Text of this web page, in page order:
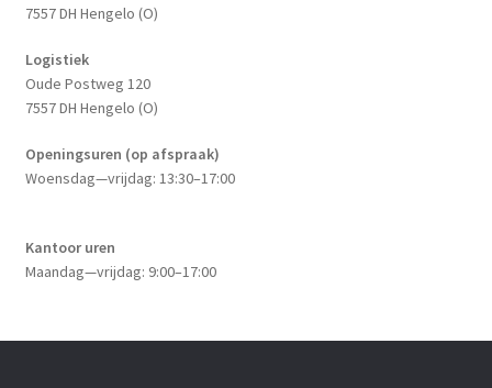
7557 DH Hengelo (O)
Logistiek
Oude Postweg 120
7557 DH Hengelo (O)
Openingsuren (op afspraak)
Woensdag—vrijdag: 13:30–17:00
Kantoor uren
Maandag—vrijdag: 9:00–17:00